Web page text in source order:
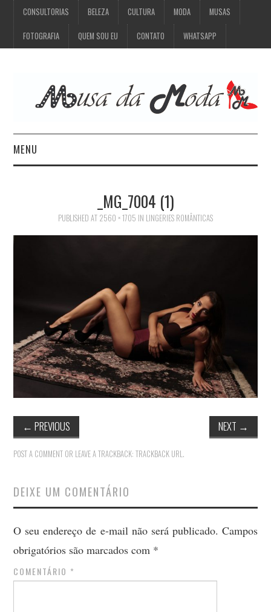
CONSULTORIAS BELEZA CULTURA MODA MUSAS
FOTOGRAFIA QUEM SOU EU CONTATO WHATSAPP
MENU
FOTOGRAFIA
QUEM SOU EU
CONTATO
WHATSAPP
_MG_7004 (1)
PUBLISHED AT 2560 × 1705 IN LINGERIES ROMÂNTICAS
← PREVIOUS NEXT →
POST A COMMENT OR LEAVE A TRACKBACK:TRACKBACK URL.
DEIXE UM COMENTÁRIO
O seu endereço de e-mail não será publicado. Campos
obrigatórios são marcados com *
COMENTÁRIO *